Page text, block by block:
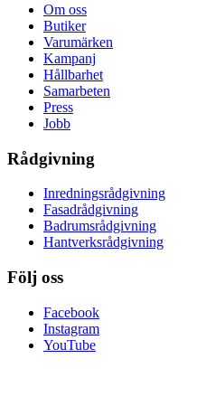
Om oss
Butiker
Varumärken
Kampanj
Hållbarhet
Samarbeten
Press
Jobb
Rådgivning
Inredningsrådgivning
Fasadrådgivning
Badrumsrådgivning
Hantverksrådgivning
Följ oss
Facebook
Instagram
YouTube